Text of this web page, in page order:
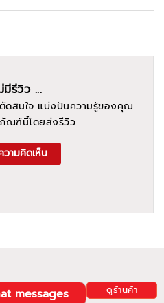
ดูร้านค้า
messages
มีรีวิว ...
ดสินใจ แบ่งปันความรู้ของคุณ
ณฑ์นี้โดยส่งรีวิว
ามคิดเห็น